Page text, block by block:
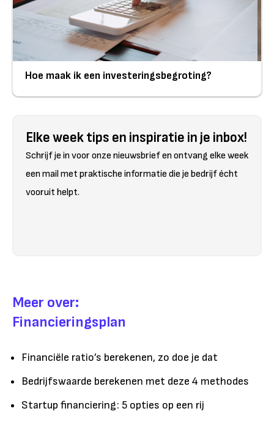
Hoe maak ik een investeringsbegroting?
Elke week tips en inspiratie in je inbox!
Schrijf je in voor onze nieuwsbrief en ontvang elke week
een mail met praktische informatie die je bedrijf écht
vooruit helpt.
Meer over:
Financieringsplan
Financiële ratio’s berekenen, zo doe je dat
Bedrijfswaarde berekenen met deze 4 methodes
Startup financiering: 5 opties op een rij